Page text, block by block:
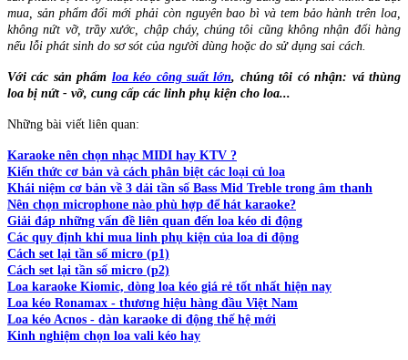
mua, sản phẩm đổi mới phải còn nguyên bao bì và tem bảo hành trên loa,
không nứt vỡ, trầy xước, chập cháy, chúng tôi cũng không nhận đổi hàng
nếu lỗi phát sinh do sơ sót của người dùng hoặc do sử dụng sai cách.
Với các sản phẩm loa kéo công suất lớn, chúng tôi có nhận: vá thùng
loa bị nứt - vỡ, cung cấp các linh phụ kiện cho loa...
Những bài viết liên quan:
Karaoke nên chọn nhạc MIDI hay KTV ?
Kiến thức cơ bản và cách phân biệt các loại củ loa
Khái niệm cơ bản về 3 dải tần số Bass Mid Treble trong âm thanh
Nên chọn microphone nào phù hợp để hát karaoke?
Giải đáp những vấn đề liên quan đến loa kéo di động
Các quy định khi mua linh phụ kiện của loa di động
Cách set lại tần số micro (p1)
Cách set lại tần số micro (p2)
Loa karaoke Kiomic, dòng loa kéo giá rẻ tốt nhất hiện nay
Loa kéo Ronamax - thương hiệu hàng đầu Việt Nam
Loa kéo Acnos - dàn karaoke di động thế hệ mới
Kinh nghiệm chọn loa vali kéo hay